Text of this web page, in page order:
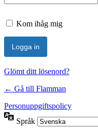
Kom ihåg mig
Glömt ditt lösenord?
← Gå till Flamman
Personuppgiftspolicy
Språk